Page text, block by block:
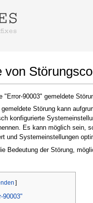
von
"Error-90003" gemeldete
Störung kann
konfigurierte
Es kann möglich sein,
und Systemeinstellungen
Bedeutung der Störung,
]
90003"
mit Google
auf